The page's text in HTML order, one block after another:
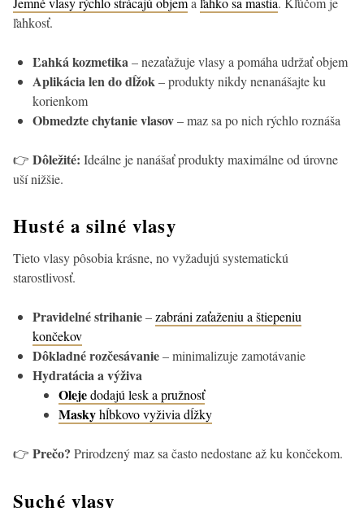
ľahkosť.
Ľahká kozmetika– nezaťažuje vlasy a pomáha udržať objem
Aplikácia len do dĺžok– produkty nikdy nenanášajte ku
korienkom
Obmedzte chytanie vlasov– maz sa po nich rýchlo roznáša
👉 Dôležité: Ideálne je nanášať produkty maximálne od úrovne
uší nižšie.
Husté a silné vlasy
Tieto vlasy pôsobia krásne, no vyžadujú systematickú
starostlivosť.
Pravidelné strihanie–zabráni zaťaženiu a štiepeniu
končekov
Dôkladné rozčesávanie– minimalizuje zamotávanie
Hydratácia a výživa
Olejedodajú lesk a pružnosť
Maskyhĺbkovo vyživia dĺžky
👉 Prečo? Prirodzený maz sa často nedostane až ku končekom.
Suché vlasy